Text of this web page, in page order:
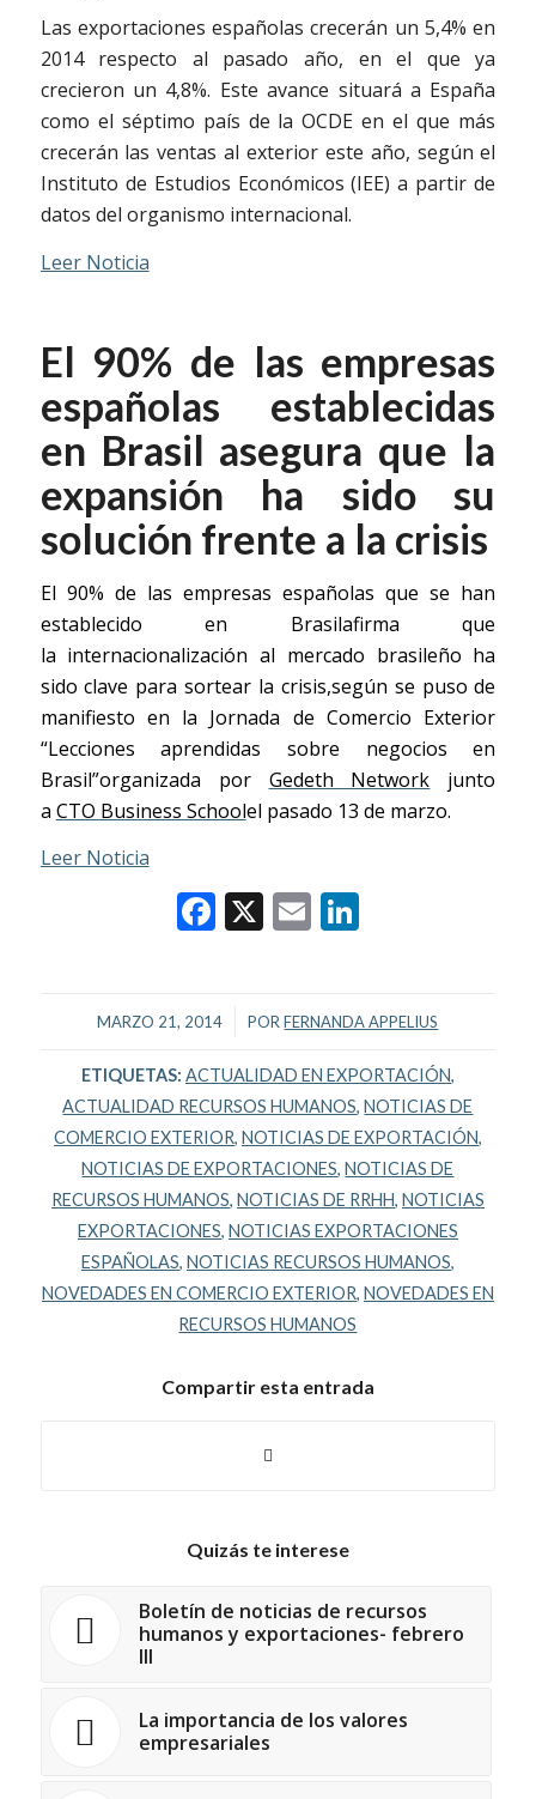
Las exportaciones españolas crecerán un 5,4% en
2014 respecto al pasado año, en el que ya
crecieron un 4,8%. Este avance situará a España
como el séptimo país de la OCDE en el que más
crecerán las ventas al exterior este año, según el
Instituto de Estudios Económicos (IEE) a partir de
datos del organismo internacional.
Leer Noticia
El 90% de las empresas
españolas establecidas
en Brasil asegura que la
expansión ha sido su
solución frente a la crisis
El 90% de las empresas españolas que se han
establecido en Brasilafirma que
la internacionalización al mercado brasileño ha
sido clave para sortear la crisis,según se puso de
manifiesto en la Jornada de Comercio Exterior
“Lecciones aprendidas sobre negocios en
Brasil”organizada por Gedeth Network junto
a CTO Business Schoolel pasado 13 de marzo.
Leer Noticia
Facebook
X EmailLinkedIn
MARZO 21, 2014
/ PORFERNANDA APPELIUS
ETIQUETAS: ACTUALIDAD EN EXPORTACIÓN,
ACTUALIDAD RECURSOS HUMANOS,NOTICIAS DE
COMERCIO EXTERIOR, NOTICIAS DE EXPORTACIÓN,
NOTICIAS DE EXPORTACIONES,NOTICIAS DE
RECURSOS HUMANOS, NOTICIAS DE RRHH, NOTICIAS
EXPORTACIONES, NOTICIAS EXPORTACIONES
ESPAÑOLAS, NOTICIAS RECURSOS HUMANOS,
NOVEDADES EN COMERCIO EXTERIOR, NOVEDADES EN
RECURSOS HUMANOS
Compartir esta entrada
Quizás te interese
Boletín de noticias de recursos
humanos y exportaciones- febrero
III
La importancia de los valores
empresariales